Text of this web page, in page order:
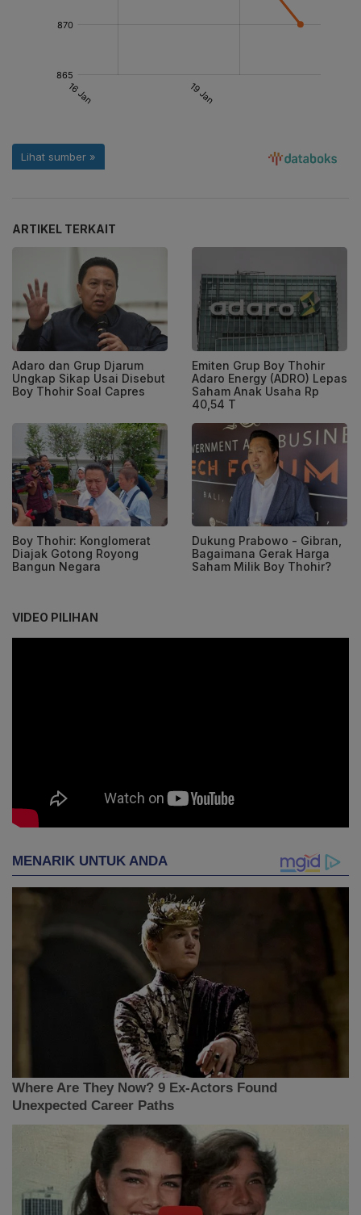
ARTIKEL TERKAIT
Adaro dan Grup Djarum
Ungkap Sikap Usai Disebut
Boy Thohir Soal Capres
Emiten Grup Boy Thohir
Adaro Energy (ADRO) Lepas
Saham Anak Usaha Rp
40,54 T
Boy Thohir: Konglomerat
Diajak Gotong Royong
Bangun Negara
Dukung Prabowo - Gibran,
Bagaimana Gerak Harga
Saham Milik Boy Thohir?
VIDEO PILIHAN